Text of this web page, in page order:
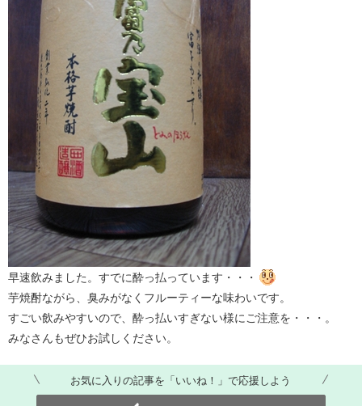
早速飲みました。すでに酔っ払っています・・・
芋焼酎ながら、臭みがなくフルーティーな味わいです。
すごい飲みやすいので、酔っ払いすぎない様にご注意を・・・。
みなさんもぜひお試しください。
お気に入りの記事を「いいね！」で応援しよう